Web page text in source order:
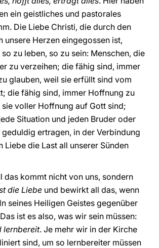
ein geistliches und pastorales
Die Liebe Christi, die durch den
unsere Herzen eingegossen ist,
zu leben, so zu sein: Menschen, die
zu verzeihen; die fähig sind, immer
glauben, weil sie erfüllt sind vom
die fähig sind, immer Hoffnung zu
voller Hoffnung auf Gott sind;
Situation und jeden Bruder oder
ertragen, in der Verbindung
Liebe die Last all unserer Sünden
das kommt nicht von uns, sondern
die Liebe und bewirkt all das, wenn
seines Heiligen Geistes gegenüber
ist es also, was wir sein müssen:
lernbereit. Je mehr wir in der Kirche
sind, um so lernbereiter müssen